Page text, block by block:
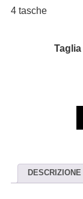
4 tasche
Taglia
DESCRIZIONE